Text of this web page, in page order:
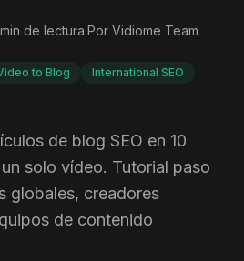
min de lectura·Por Vidiome Team
to Blog
International SEO
de blog SEO en 10
solo vídeo. Tutorial paso
globales, creadores
de contenido